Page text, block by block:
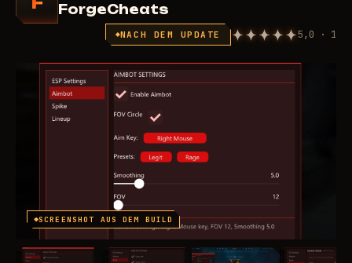
ForgeCheats
NACH DEM UPDATE 5,0 · 1
SCREENSHOT AUS DEM BUILD